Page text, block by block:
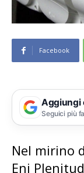
Facebook
Aggiungi
Seguici più
Nel mirino
Eni